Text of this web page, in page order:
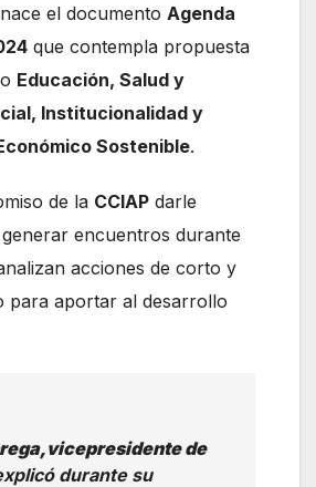
nace el documento Agenda
que contempla propuesta
Educación, Salud y
Institucionalidad y
Sostenible.
de la CCIAP darle
encuentros durante
acciones de corto y
para aportar al desarrollo
vicepresidente de
durante su